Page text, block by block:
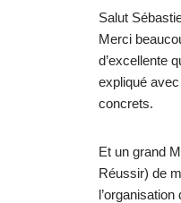
Salut
Merci
d’excellente
expliqué
concrets.
Et un grand
Réussir) de